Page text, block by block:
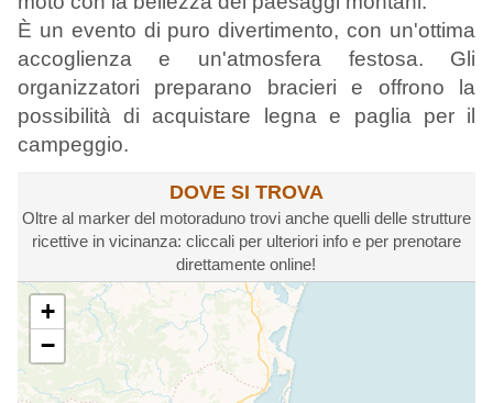
È un evento di puro divertimento, con un'ottima
accoglienza e un'atmosfera festosa. Gli
organizzatori preparano bracieri e offrono la
possibilità di acquistare legna e paglia per il
campeggio.
DOVE SI TROVA
Oltre al marker del motoraduno trovi anche quelli delle strutture
ricettive in vicinanza: cliccali per ulteriori info e per prenotare
direttamente online!
+
−